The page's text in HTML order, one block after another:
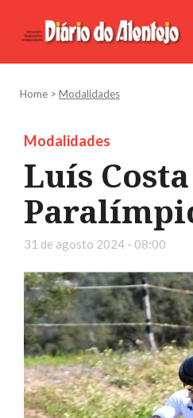
Home > Modalidades
Modalidades
Luís
31 de agosto 2024 - 08:00